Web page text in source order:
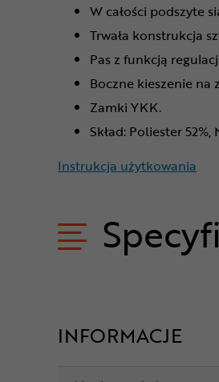
W całości podszyte
Trwała konstrukcja
Pas z funkcją
Boczne kieszenie na
Zamki YKK.
Skład: Poliester
Instrukcja użytkowania
INFORMACJE